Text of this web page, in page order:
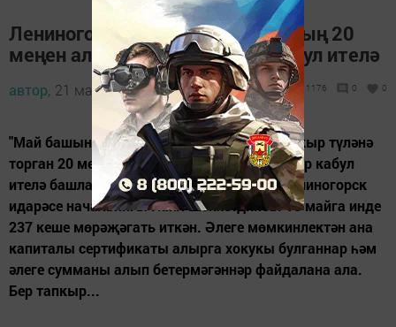
Лениногорскида ана капиталының 20
меңен алу буенча гаризалар кабул ителә
автор, 21 май 2015 - 10:18 1176 0 0
"Май башыннан ана капиталыннан бер тапкыр түләнә
торган 20 мең сумны түләү буенча гаризалар кабул
ителә башлады," - ди Пенсия фондының Лениногорск
идарәсе начальнигы Наил Шәйхетдинов. 18 майга инде
237 кеше мөрәҗәгать иткән. Әлеге мөмкинлектән ана
капиталы сертификаты алырга хокукы булганнар һәм
әлеге сумманы алып бетермәгәннәр файдалана ала.
Бер тапкыр...